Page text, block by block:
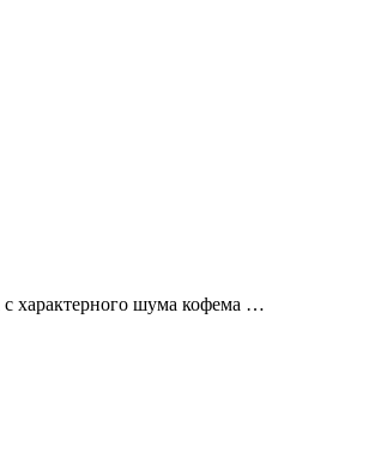
с характерного шума кофема …